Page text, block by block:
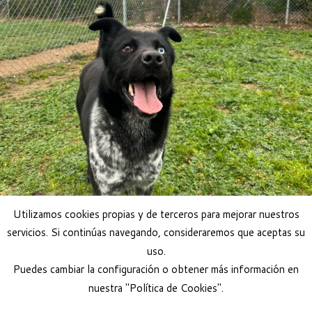
Utilizamos cookies propias y de terceros para mejorar nuestros
servicios. Si continúas navegando, consideraremos que aceptas su
uso.
Puedes cambiar la configuración o obtener más información en
nuestra "Política de Cookies".